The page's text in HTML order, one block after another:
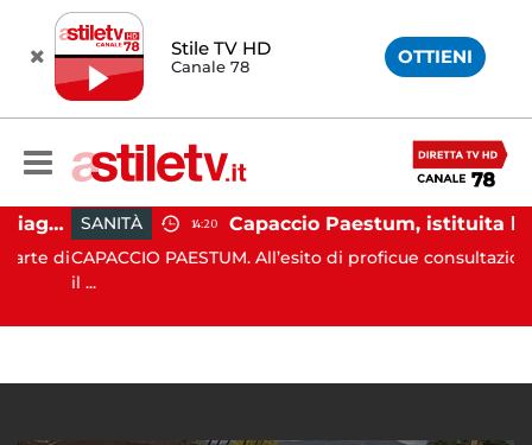
Stile TV HD
Canale 78 OTTIENI
Montecorice, blitz sulle spiagge libere: sequestrati oltre 300 ombrelloni e lettini lasciati sull’arenile
di
SANITÀ 14:20
CAPACCIO PAESTUM. All’esito di proficue consultazioni tra